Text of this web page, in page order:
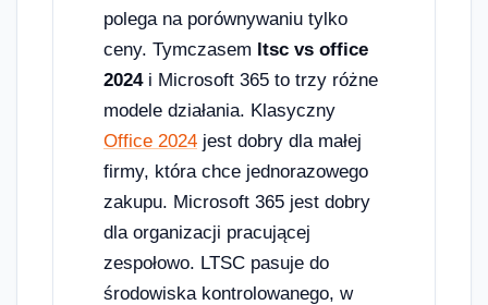
polega na porównywaniu tylko
ceny. Tymczasem ltsc vs office
2024i Microsoft 365 to trzy różne
modele działania. Klasyczny
Office 2024 jest dobry dla małej
firmy, która chce jednorazowego
zakupu. Microsoft 365 jest dobry
dla organizacji pracującej
zespołowo. LTSC pasuje do
środowiska kontrolowanego, w